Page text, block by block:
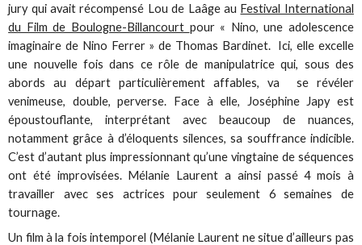
jury qui avait récompensé Lou de Laâge au Festival International
du Film de Boulogne-Billancourt pour « Nino, une adolescence
imaginaire de Nino Ferrer » de Thomas Bardinet. Ici, elle excelle
une nouvelle fois dans ce rôle de manipulatrice qui, sous des
abords au départ particulièrement affables, va se révéler
venimeuse, double, perverse. Face à elle, Joséphine Japy est
époustouflante, interprétant avec beaucoup de nuances,
notamment grâce à d’éloquents silences, sa souffrance indicible.
C’est d’autant plus impressionnant qu’une vingtaine de séquences
ont été improvisées. Mélanie Laurent a ainsi passé 4 mois à
travailler avec ses actrices pour seulement 6 semaines de
tournage.
Un film à la fois intemporel (Mélanie Laurent ne situe d’ailleurs pas